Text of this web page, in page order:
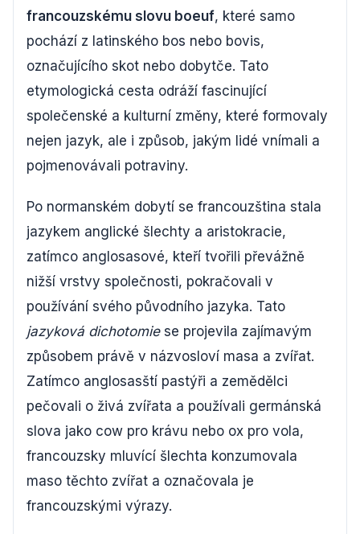
francouzskému slovu boeuf, které samo
pochází z latinského bos nebo bovis,
označujícího skot nebo dobytče. Tato
etymologická cesta odráží fascinující
společenské a kulturní změny, které formovaly
nejen jazyk, ale i způsob, jakým lidé vnímali a
pojmenovávali potraviny.
Po normanském dobytí se francouzština stala
jazykem anglické šlechty a aristokracie,
zatímco anglosasové, kteří tvořili převážně
nižší vrstvy společnosti, pokračovali v
používání svého původního jazyka. Tato
jazyková dichotomiese projevila zajímavým
způsobem právě v názvosloví masa a zvířat.
Zatímco anglosasští pastýři a zemědělci
pečovali o živá zvířata a používali germánská
slova jako cow pro krávu nebo ox pro vola,
francouzsky mluvící šlechta konzumovala
maso těchto zvířat a označovala je
francouzskými výrazy.